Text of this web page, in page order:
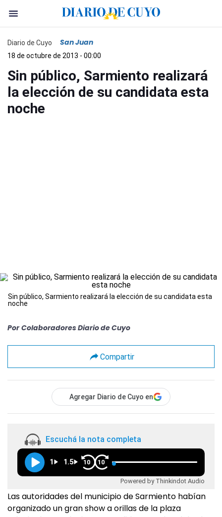
Diario de Cuyo San Juan
18 de octubre de 2013 - 00:00
Sin público, Sarmiento realizará
la elección de su candidata esta
noche
Sin público, Sarmiento realizará la elección de su candidata esta
noche
Por Colaboradores Diario de Cuyo
Compartir
Agregar Diario de Cuyo en
Escuchá la nota completa
1 1.5 10 10
Powered by Thinkindot Audio
Las autoridades del municipio de Sarmiento habían
organizado un gran show a orillas de la plaza